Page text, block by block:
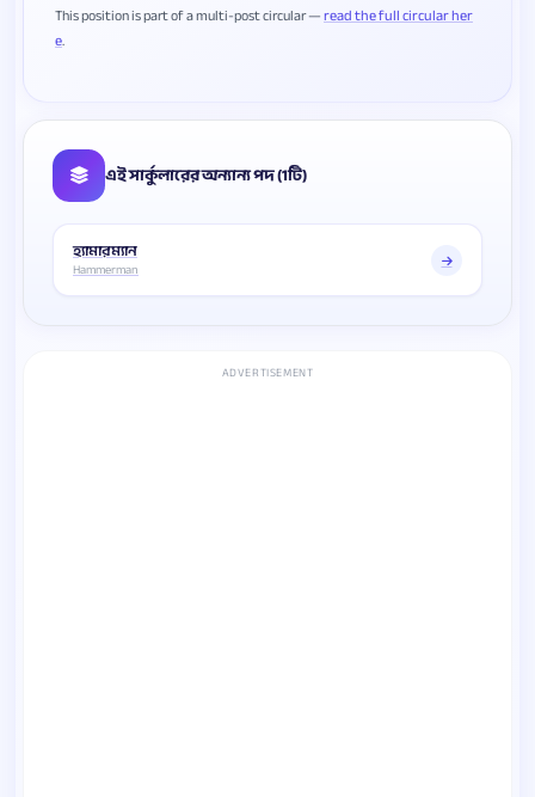
This position is part of a multi-post circular —read the full circular her
e
এই সার্কুলারের অন্যান্য পদ (1টি)
হ্যামারম্যান
Hammerman
ADVERTISEMENT